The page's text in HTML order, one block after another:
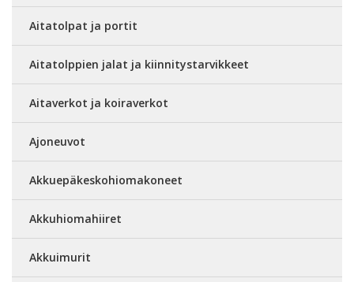
Aitatolpat ja portit
Aitatolppien jalat ja kiinnitystarvikkeet
Aitaverkot ja koiraverkot
Ajoneuvot
Akkuepäkeskohiomakoneet
Akkuhiomahiiret
Akkuimurit